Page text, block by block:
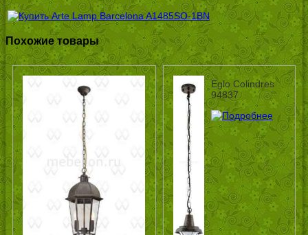
Похожие товары
Eglo Colindres
94837